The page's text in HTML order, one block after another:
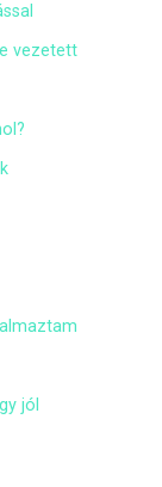
vezetett
jól